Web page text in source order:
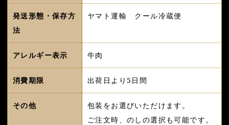
発送形態・保存方
法
ヤマト運輸 クール冷蔵便
アレルギー表示 牛肉
消費期限 出荷日より5日間
その他
包装をお選びいただけます。
ご注文時、のしの選択も可能です。